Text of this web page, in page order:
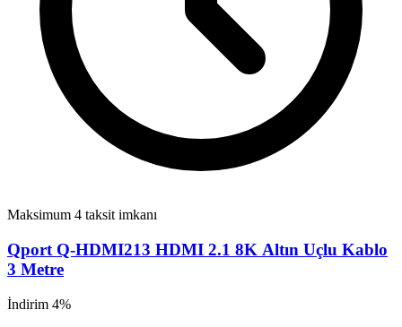
Maksimum 4 taksit imkanı
Qport Q-HDMI213 HDMI 2.1 8K Altın Uçlu Kablo
3 Metre
İndirim 4%